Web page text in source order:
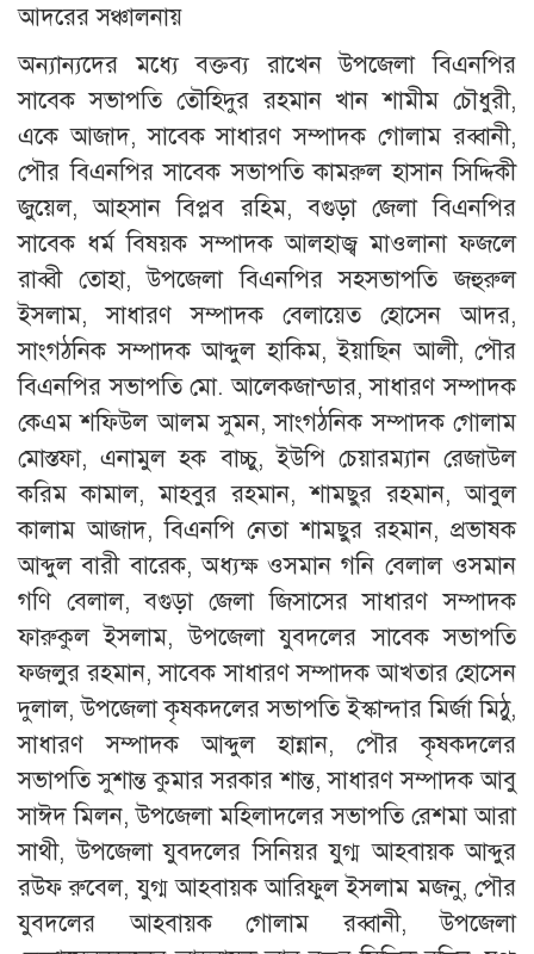
আদরের সঞ্চালনায়
অন্যান্যদের মধ্যে বক্তব্য রাখেন উপজেলা বিএনপির
সাবেক সভাপতি তৌহিদুর রহমান খান শামীম চৌধুরী,
একে আজাদ, সাবেক সাধারণ সম্পাদক গোলাম রব্বানী,
পৌর বিএনপির সাবেক সভাপতি কামরুল হাসান সিদ্দিকী
জুয়েল, আহসান বিপ্লব রহিম, বগুড়া জেলা বিএনপির
সাবেক ধর্ম বিষয়ক সম্পাদক আলহাজ্ব মাওলানা ফজলে
রাব্বী তোহা, উপজেলা বিএনপির সহসভাপতি জহুরুল
ইসলাম, সাধারণ সম্পাদক বেলায়েত হোসেন আদর,
সাংগঠনিক সম্পাদক আব্দুল হাকিম, ইয়াছিন আলী, পৌর
বিএনপির সভাপতি মো. আলেকজান্ডার, সাধারণ সম্পাদক
কেএম শফিউল আলম সুমন, সাংগঠনিক সম্পাদক গোলাম
মোস্তফা, এনামুল হক বাচ্চু, ইউপি চেয়ারম্যান রেজাউল
করিম কামাল, মাহবুর রহমান, শামছুর রহমান, আবুল
কালাম আজাদ, বিএনপি নেতা শামছুর রহমান, প্রভাষক
আব্দুল বারী বারেক, অধ্যক্ষ ওসমান গনি বেলাল ওসমান
গণি বেলাল, বগুড়া জেলা জিসাসের সাধারণ সম্পাদক
ফারুকুল ইসলাম, উপজেলা যুবদলের সাবেক সভাপতি
ফজলুর রহমান, সাবেক সাধারণ সম্পাদক আখতার হোসেন
দুলাল, উপজেলা কৃষকদলের সভাপতি ইস্কান্দার মির্জা মিঠু,
সাধারণ সম্পাদক আব্দুল হান্নান, পৌর কৃষকদলের
সভাপতি সুশান্ত কুমার সরকার শান্ত, সাধারণ সম্পাদক আবু
সাঈদ মিলন, উপজেলা মহিলাদলের সভাপতি রেশমা আরা
সাথী, উপজেলা যুবদলের সিনিয়র যুগ্ম আহবায়ক আব্দুর
রউফ রুবেল, যুগ্ম আহবায়ক আরিফুল ইসলাম মজনু, পৌর
যুবদলের আহবায়ক গোলাম রব্বানী, উপজেলা